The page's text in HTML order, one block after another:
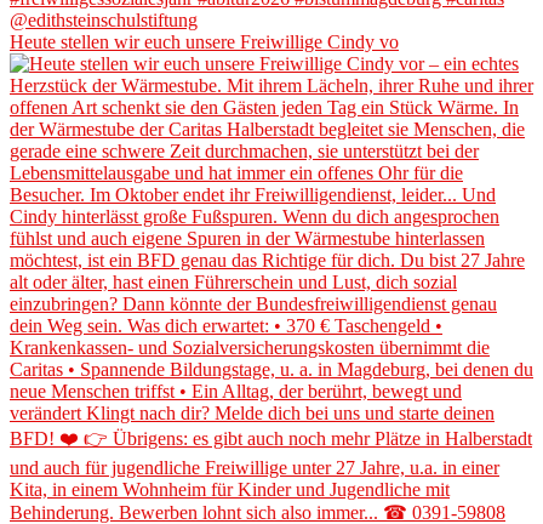
Heute stellen wir euch unsere Freiwillige Cindy vo